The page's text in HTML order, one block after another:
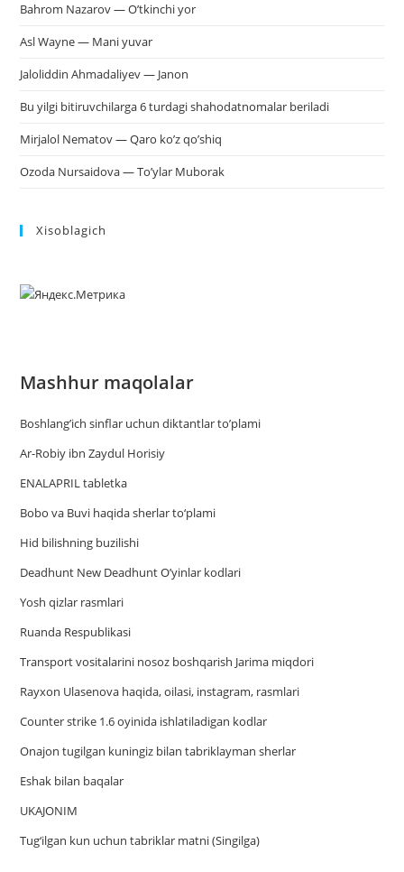
Bahrom Nazarov — O’tkinchi yor
Asl Wayne — Mani yuvar
Jaloliddin Ahmadaliyev — Janon
Bu yilgi bitiruvchilarga 6 turdagi shahodatnomalar beriladi
Mirjalol Nematov — Qaro ko’z qo’shiq
Ozoda Nursaidova — To’ylar Muborak
Xisoblagich
Mashhur maqolalar
Boshlang’ich sinflar uchun diktantlar to’plami
Ar-Robiy ibn Zaydul Horisiy
ENALAPRIL tabletka
Bobo va Buvi haqida sherlar to‘plami
Hid bilishning buzilishi
Deadhunt New Deadhunt O’yinlar kodlari
Yosh qizlar rasmlari
Ruanda Respublikasi
Trаnsport vositаlаrini nosoz boshqаrish Jаrimа miqdori
Rayxon Ulasenova haqida, oilasi, instagram, rasmlari
Counter strike 1.6 oyinida ishlatiladigan kodlar
Onajon tugilgan kuningiz bilan tabriklayman sherlar
Eshak bilan baqalar
UKAJONIM
Tug‘ilgan kun uchun tabriklar matni (Singilga)